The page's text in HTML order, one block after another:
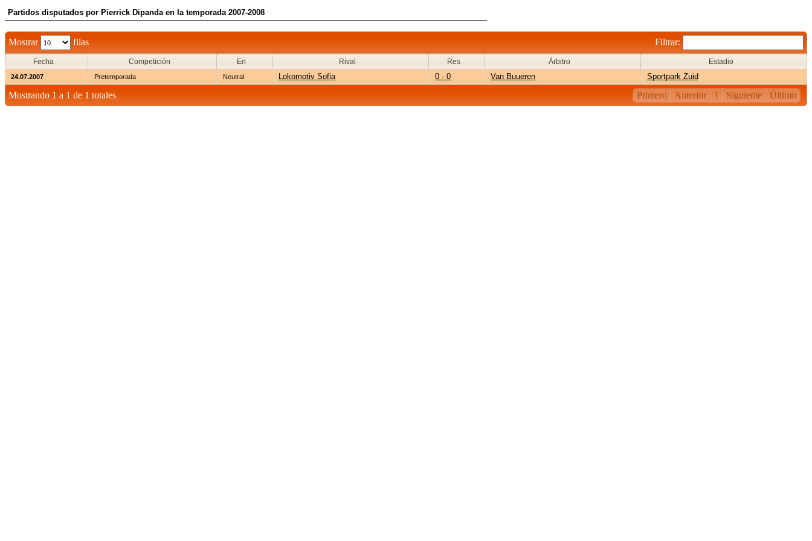
Partidos disputados por Pierrick Dipanda en la temporada 2007-2008
Mostrar filas Filtrar:
Fecha Competición En Rival Res Árbitro Estadio
24.07.2007 Pretemporada Neutral Lokomotiv Sofia 0 - 0 Van Buueren Sportpark Zuid
Mostrando 1 a 1 de 1 totales Primero Anterior 1 Siguiente Último